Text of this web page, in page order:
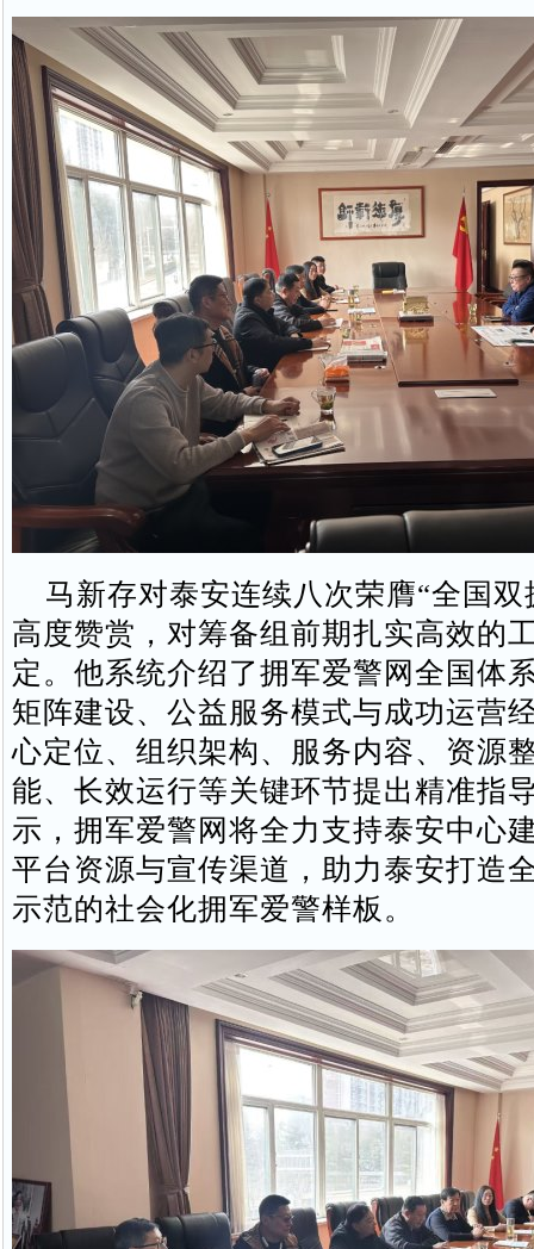
马新存对泰安连续八次荣膺“全国双
高度赞赏，对筹备组前期扎实高效的
定。他系统介绍了拥军爱警网全国体
矩阵建设、公益服务模式与成功运营
心定位、组织架构、服务内容、资源
能、长效运行等关键环节提出精准指
示，拥军爱警网将全力支持泰安中心
平台资源与宣传渠道，助力泰安打造
示范的社会化拥军爱警样板。